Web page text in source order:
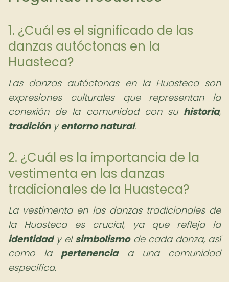
1. ¿Cuál es el significado de las
danzas autóctonas en la
Huasteca?
Las danzas autóctonas en la Huasteca son
expresiones culturales que representan la
conexión de la comunidad con su historia,
tradiciónyentorno natural.
2. ¿Cuál es la importancia de la
vestimenta en las danzas
tradicionales de la Huasteca?
La vestimenta en las danzas tradicionales de
la Huasteca es crucial, ya que refleja la
identidady el simbolismode cada danza, así
como la pertenenciaa una comunidad
específica.